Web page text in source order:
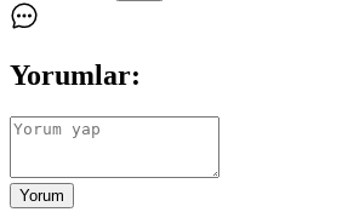
Yorumlar:
Yorum